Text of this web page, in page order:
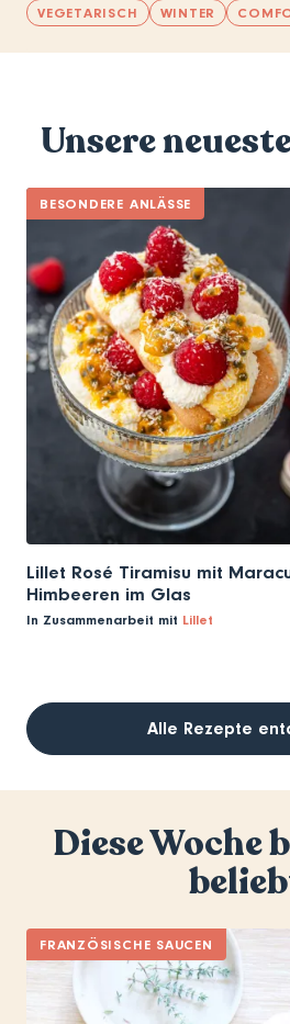
VEGETARISCH WINTER
Unsere
BESONDERE ANLÄSSE
Lillet Rosé Tiramisu mit
Himbeeren im Glas
In Zusammenarbeit mit Lillet
Alle Rezepte
Diese Woche
FRANZÖSISCHE SAUCEN